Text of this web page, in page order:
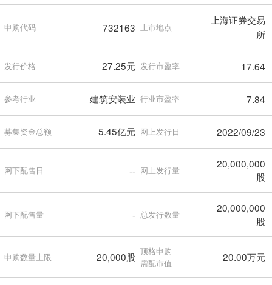
申购代码 732163 上市地点
上海证券交易
所
发行价格 27.25元 发行市盈率 17.64
参考行业 建筑安装业 行业市盈率 7.84
募集资金总额 5.45亿元 网上发行日 2022/09/23
网下配售日 -- 网上发行量
20,000,000
股
网下配售量 - 总发行数量
20,000,000
股
申购数量上限 20,000股 顶格申购
需配市值
20.00万元